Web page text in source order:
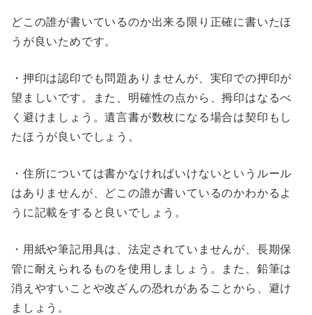
どこの誰が書いているのか出来る限り正確に書いたほ
うが良いためです。
・押印は認印でも問題ありませんが、実印での押印が
望ましいです。また、明確性の点から、拇印はなるべ
く避けましょう。遺言書が数枚になる場合は契印もし
たほうが良いでしょう。
・住所については書かなければいけないというルール
はありませんが、どこの誰が書いているのかわかるよ
うに記載をすると良いでしょう。
・用紙や筆記用具は、法定されていませんが、長期保
管に耐えられるものを使用しましょう。また、鉛筆は
消えやすいことや改ざんの恐れがあることから、避け
ましょう。